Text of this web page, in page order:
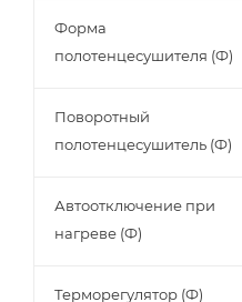
Форма
полотенцесушителя (Ф)
Поворотный
полотенцесушитель (Ф)
Автоотключение при
нагреве (Ф)
Терморегулятор (Ф)